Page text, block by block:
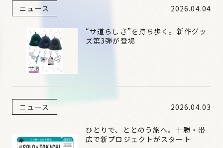
ニュース 2026.04.04
“サ道らしさ”を持ち歩く。新作グッ
ズ第3弾が登場
ニュース 2026.04.03
ひとりで、ととのう旅へ。十勝・帯
広で新プロジェクトがスタート